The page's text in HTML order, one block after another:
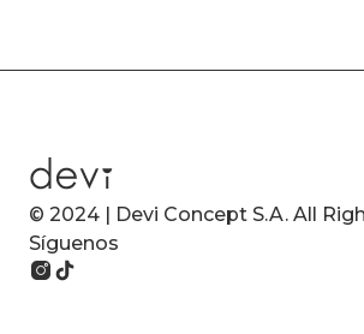
© 2024 | Devi Concept S.A. All
Síguenos